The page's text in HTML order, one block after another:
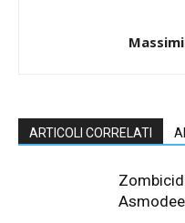
ARTICOLI CORRELATI
Asmodee